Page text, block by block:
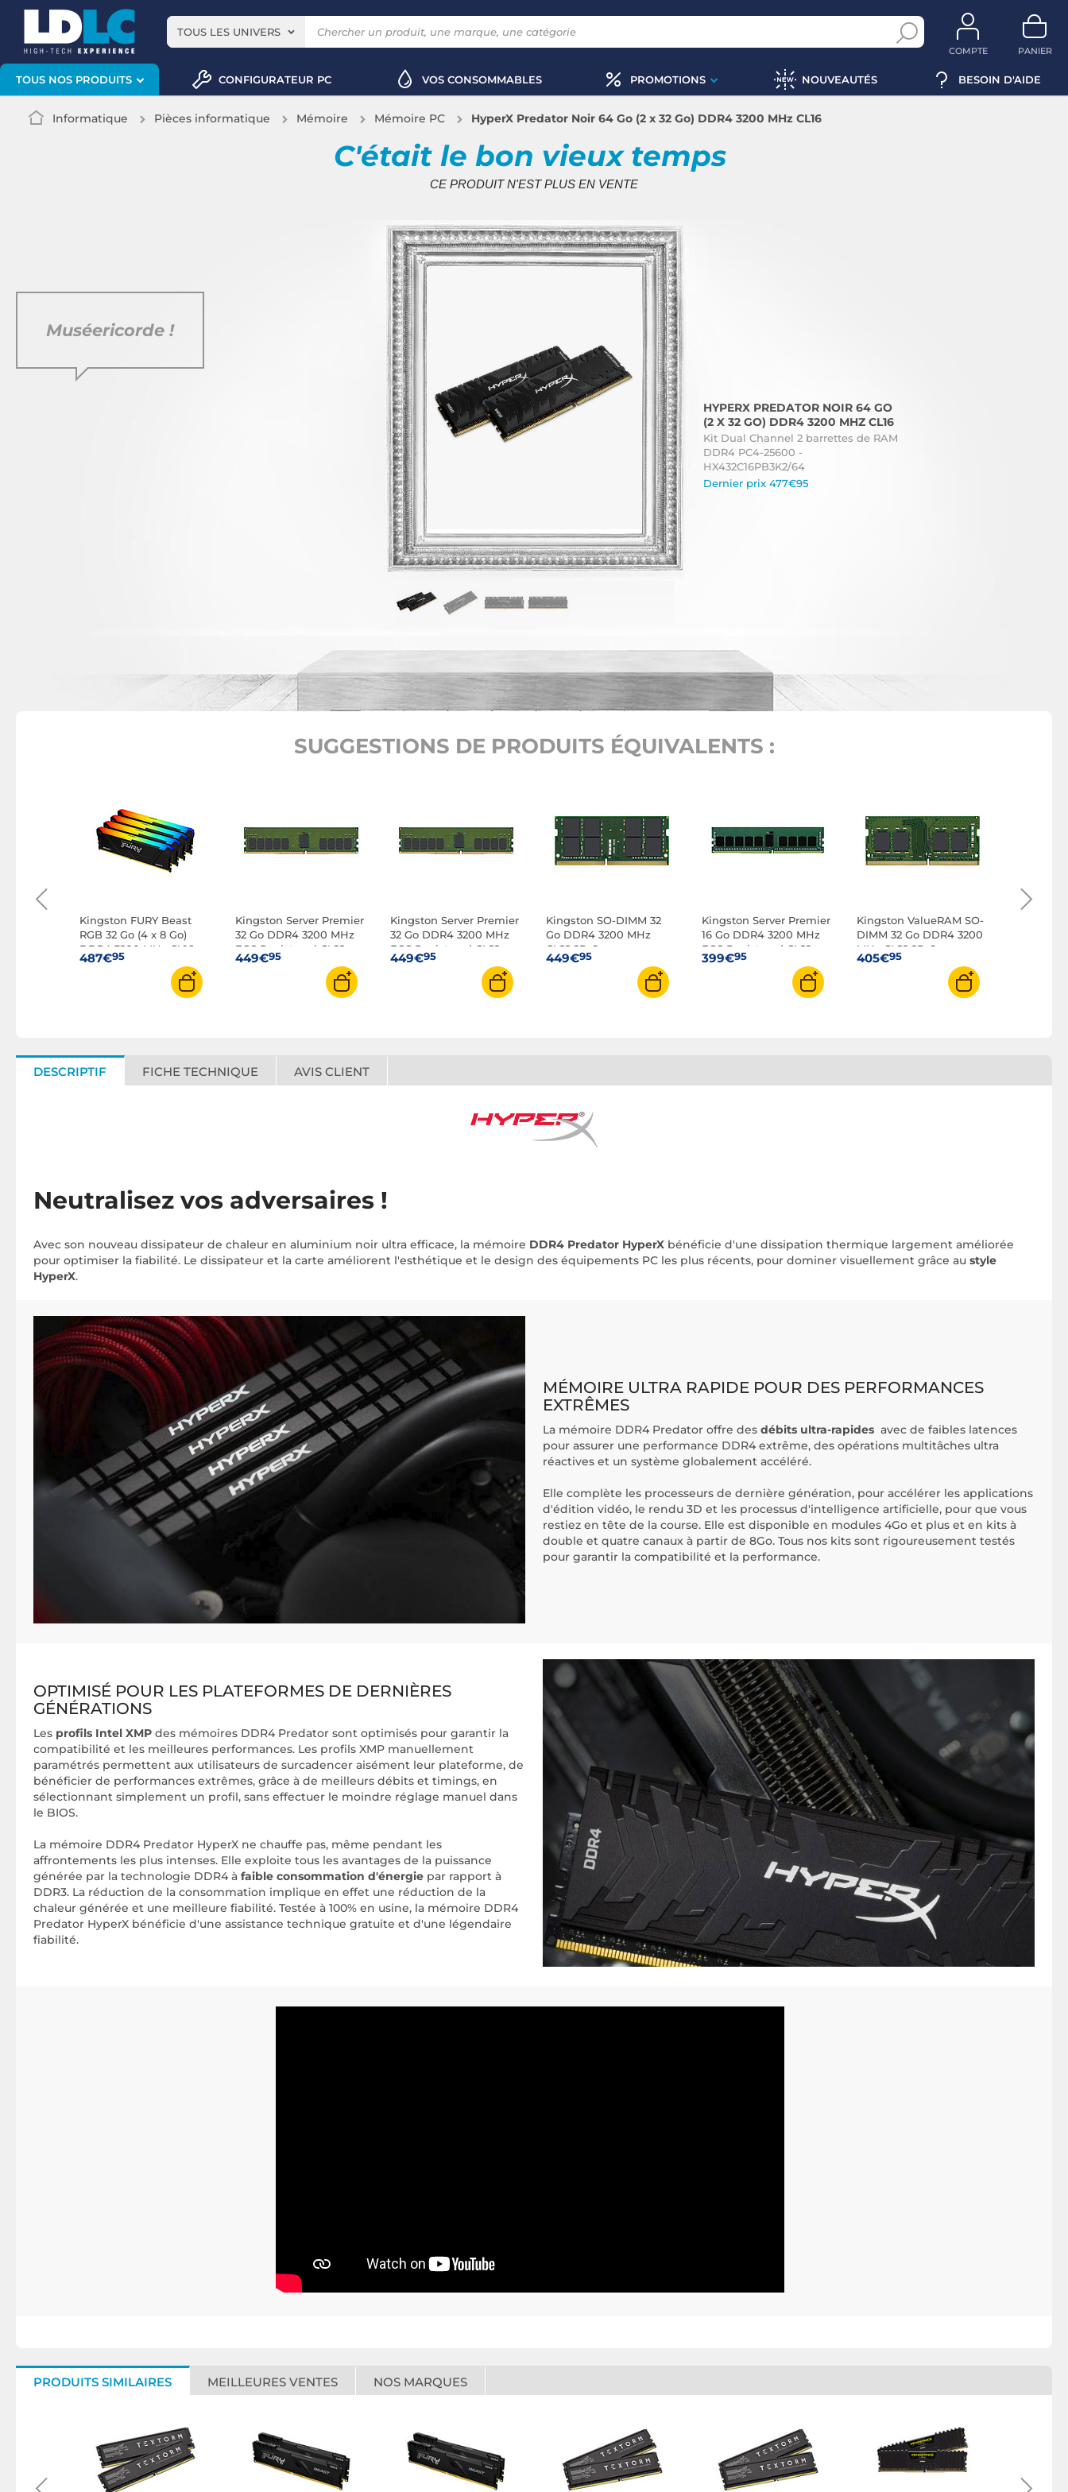
TOUS LES UNIVERS
COMPTE PANIER
TOUS NOS PRODUITS CONFIGURATEUR PC VOS CONSOMMABLES PROMOTIONS NOUVEAUTÉS BESOIN D'AIDE
Informatique Pièces informatique Mémoire Mémoire PC HyperX Predator Noir 64 Go (2 x 32 Go) DDR4 3200 MHz CL16
C'était le bon vieux temps
CE PRODUIT N'EST PLUS EN VENTE
HYPERX PREDATOR NOIR 64 GO
(2 X 32 GO) DDR4 3200 MHZ CL16
Kit Dual Channel 2 barrettes de RAM
DDR4 PC4-25600 -
HX432C16PB3K2/64
Dernier prix 477€95
Muséericorde !
SUGGESTIONS DE PRODUITS ÉQUIVALENTS :
Kingston FURY Beast
RGB 32 Go (4 x 8 Go)
DDR4 3200 MHz CL16
(KF432C16BB2AK4/32)
487€95
Kingston Server Premier
32 Go DDR4 3200 MHz
ECC Registered CL22
2Rx8
449€95
Kingston Server Premier
32 Go DDR4 3200 MHz
ECC Registered CL22
2Rx8
449€95
Kingston SO-DIMM 32
Go DDR4 3200 MHz
CL22 2Rx8
449€95
Kingston Server Premier
16 Go DDR4 3200 MHz
ECC Registered CL22
1Rx8
399€95
Kingston ValueRAM SO-
DIMM 32 Go DDR4 3200
MHz CL22 2Rx8
405€95
DESCRIPTIF FICHE TECHNIQUE AVIS CLIENT
Neutralisez vos adversaires !
Avec son nouveau dissipateur de chaleur en aluminium noir ultra efficace, la mémoire DDR4 Predator HyperX bénéficie d'une dissipation thermique largement améliorée
pour optimiser la fiabilité. Le dissipateur et la carte améliorent l'esthétique et le design des équipements PC les plus récents, pour dominer visuellement grâce au style
HyperX.
MÉMOIRE ULTRA RAPIDE POUR DES PERFORMANCES
EXTRÊMES
La mémoire DDR4 Predator offre des débits ultra-rapides avec de faibles latences
pour assurer une performance DDR4 extrême, des opérations multitâches ultra
réactives et un système globalement accéléré.
Elle complète les processeurs de dernière génération, pour accélérer les applications
d'édition vidéo, le rendu 3D et les processus d'intelligence artificielle, pour que vous
restiez en tête de la course. Elle est disponible en modules 4Go et plus et en kits à
double et quatre canaux à partir de 8Go. Tous nos kits sont rigoureusement testés
pour garantir la compatibilité et la performance.
OPTIMISÉ POUR LES PLATEFORMES DE DERNIÈRES
GÉNÉRATIONS
Les profils Intel XMP des mémoires DDR4 Predator sont optimisés pour garantir la
compatibilité et les meilleures performances. Les profils XMP manuellement
paramétrés permettent aux utilisateurs de surcadencer aisément leur plateforme, de
bénéficier de performances extrêmes, grâce à de meilleurs débits et timings, en
sélectionnant simplement un profil, sans effectuer le moindre réglage manuel dans
le BIOS.
La mémoire DDR4 Predator HyperX ne chauffe pas, même pendant les
affrontements les plus intenses. Elle exploite tous les avantages de la puissance
générée par la technologie DDR4 à faible consommation d'énergie par rapport à
DDR3. La réduction de la consommation implique en effet une réduction de la
chaleur générée et une meilleure fiabilité. Testée à 100% en usine, la mémoire DDR4
Predator HyperX bénéficie d'une assistance technique gratuite et d'une légendaire
fiabilité.
PRODUITS SIMILAIRES MEILLEURES VENTES NOS MARQUES